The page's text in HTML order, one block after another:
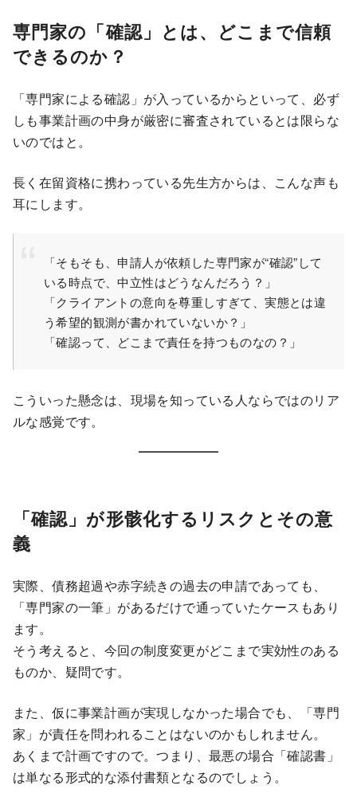
専門家の「確認」とは、どこまで信頼
できるのか？
「専門家による確認」が入っているからといって、必ず
しも事業計画の中身が厳密に審査されているとは限らな
いのではと。
長く在留資格に携わっている先生方からは、こんな声も
耳にします。
「そもそも、申請人が依頼した専門家が“確認”して
いる時点で、中立性はどうなんだろう？」
「クライアントの意向を尊重しすぎて、実態とは違
う希望的観測が書かれていないか？」
「確認って、どこまで責任を持つものなの？」
こういった懸念は、現場を知っている人ならではのリア
ルな感覚です。
「確認」が形骸化するリスクとその意
義
実際、債務超過や赤字続きの過去の申請であっても、
「専門家の一筆」があるだけで通っていたケースもあり
ます。
そう考えると、今回の制度変更がどこまで実効性のある
ものか、疑問です。
また、仮に事業計画が実現しなかった場合でも、「専門
家」が責任を問われることはないのかもしれません。
あくまで計画ですので。つまり、最悪の場合「確認書」
は単なる形式的な添付書類となるのでしょう。